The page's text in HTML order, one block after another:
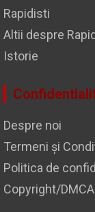
Rapidisti
Altii despre
Istorie
Despre noi
Termeni și
Politica de
Copyright/DMCA